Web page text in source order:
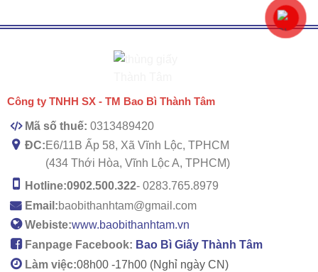
Công ty TNHH SX - TM Bao Bì Thành Tâm
Mã số thuế: 0313489420
ĐC:E6/11B Ấp 58, Xã Vĩnh Lộc, TPHCM
(434 Thới Hòa, Vĩnh Lộc A, TPHCM)
Hotline:0902.500.322- 0283.765.8979
Email:baobithanhtam@gmail.com
Webiste:www.baobithanhtam.vn
Fanpage Facebook: Bao Bì Giấy Thành Tâm
Làm việc:08h00 -17h00 (Nghỉ ngày CN)